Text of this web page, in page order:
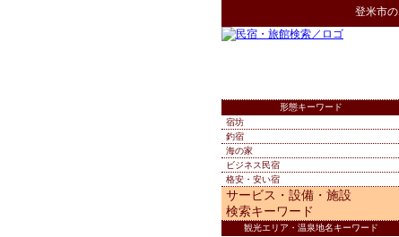
登米市の
形態キーワード
宿坊
釣宿
海の家
ビジネス民宿
格安・安い宿
サービス・設備・施設
検索キーワード
観光エリア・温泉地名キーワード